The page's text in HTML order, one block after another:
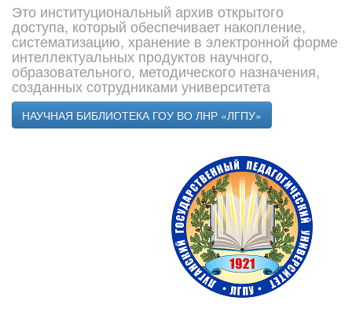
Это институциональный архив открытого
доступа, который обеспечивает накопление,
систематизацию, хранение в электронной форме
интеллектуальных продуктов научного,
образовательного, методического назначения,
созданных сотрудниками университета
НАУЧНАЯ БИБЛИОТЕКА ГОУ ВО ЛНР «ЛГПУ»